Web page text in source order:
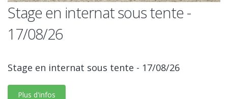
Stage en internat sous tente -
17/08/26
Stage en internat sous tente - 17/08/26
Plus d'infos